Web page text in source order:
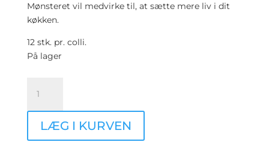
Mønsteret vil medvirke til, at sætte mere liv i dit
køkken.
12 stk. pr. colli.
På lager
viskestykke
-
Farvet
bund
LÆG I KURVEN